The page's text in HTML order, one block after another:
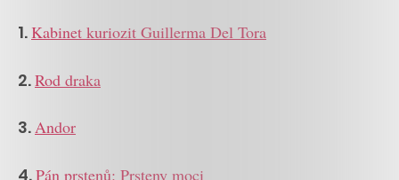
1.Kabinet kuriozit Guillerma Del Tora
2.Rod draka
3.Andor
4.Pán prstenů: Prsteny moci